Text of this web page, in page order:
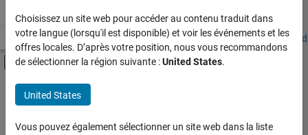
Accueil Explorer nos opportunités Adresses de nos bureaux
Activer/désactiver l'affichage du menu
Contenu principal
FILTRER PAR
Support client
Communication marketing
Choisissez un site web pour accéder au contenu traduit dans
votre langue (lorsqu'il est disponible) et voir les événements et les
offres locales. D’après votre position, nous vous recommandons
de sélectionner la région suivante :United States.
United States
Vous pouvez également sélectionner un site web dans la liste